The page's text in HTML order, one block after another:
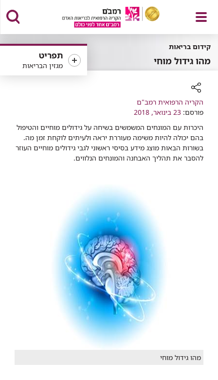
פתח
תפריט
תפריט
מגזין הבריאות
קידום בריאות
מהו גידול מוחי
רכיב
שיתוף
הקריה הרפואית רמב"ם
פורסם: 23 בינואר, 2018
היכרות עם המונחים המשמשים בשיחה על גידולים מוחיים והטיפול
בהם יכולה להיות משימה מעוררת יראה ולעיתים לוקחת זמן מה.
בשורות הבאות מוצג מידע בסיסי ראשוני לגבי גידולים מוחיים העוזר
להסבר את תהליך האבחנה והמונחים הנלווים.
מהו גידול מוחי